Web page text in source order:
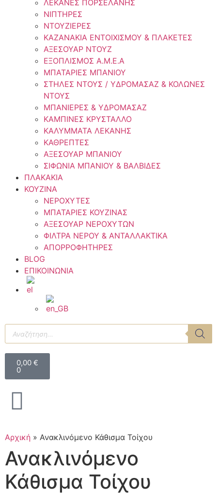
ΛΕΚΑΝΕΣ ΠΟΡΣΕΛΑΝΗΣ
ΝΙΠΤΗΡΕΣ
ΝΤΟΥΖΙΕΡΕΣ
ΚΑΖΑΝΑΚΙΑ ΕΝΤΟΙΧΙΣΜΟΥ & ΠΛΑΚΕΤΕΣ
ΑΞΕΣΟΥΑΡ ΝΤΟΥΖ
ΕΞΟΠΛΙΣΜΟΣ Α.Μ.Ε.Α
ΜΠΑΤΑΡΙΕΣ ΜΠΑΝΙΟΥ
ΣΤΗΛΕΣ ΝΤΟΥΣ / ΥΔΡΟΜΑΣΑΖ & ΚΟΛΩΝΕΣ
ΝΤΟΥΣ
ΜΠΑΝΙΕΡΕΣ & ΥΔΡΟΜΑΣΑΖ
ΚΑΜΠΙΝΕΣ ΚΡΥΣΤΑΛΛΟ
ΚΑΛΥΜΜΑΤΑ ΛΕΚΑΝΗΣ
ΚΑΘΡΕΠΤΕΣ
ΑΞΕΣΟΥΑΡ ΜΠΑΝΙΟΥ
ΣΙΦΩΝΙΑ ΜΠΑΝΙΟΥ & ΒΑΛΒΙΔΕΣ
ΠΛΑΚΑΚΙΑ
ΚΟΥΖΙΝΑ
ΝΕΡΟΧΥΤΕΣ
ΜΠΑΤΑΡΙΕΣ ΚΟΥΖΙΝΑΣ
ΑΞΕΣΟΥΑΡ ΝΕΡΟΧΥΤΩΝ
ΦΙΛΤΡΑ ΝΕΡΟΥ & ΑΝΤΑΛΛΑΚΤΙΚΑ
ΑΠΟΡΡΟΦΗΤΗΡΕΣ
BLOG
ΕΠΙΚΟΙΝΩΝΙΑ
0,00 €
0
Αρχική » Ανακλινόμενο Κάθισμα Τοίχου
Ανακλινόμενο
Κάθισμα Τοίχου